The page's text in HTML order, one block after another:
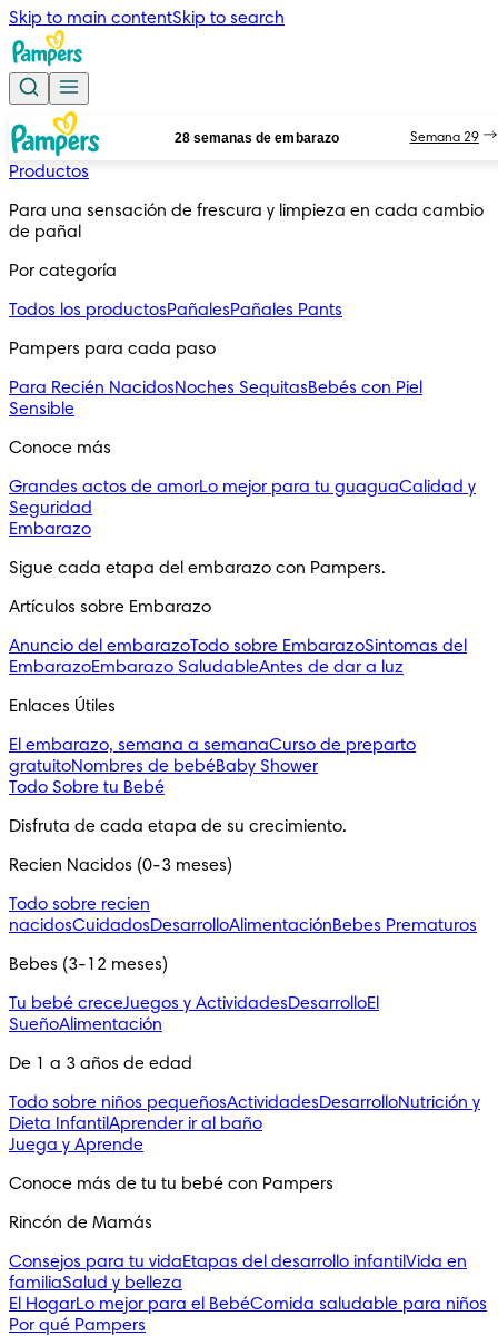
Skip to main contentSkip to search
Productos
Para una sensación de frescura y limpieza en cada cambio
de pañal
Por categoría
Todos los productosPañalesPañales Pants
Pampers para cada paso
Para Recién NacidosNoches SequitasBebés con Piel
Sensible
Conoce más
Grandes actos de amorLo mejor para tu guaguaCalidad y
Seguridad
Embarazo
Sigue cada etapa del embarazo con Pampers.
Artículos sobre Embarazo
Anuncio del embarazoTodo sobre EmbarazoSintomas del
EmbarazoEmbarazo SaludableAntes de dar a luz
Enlaces Útiles
El embarazo, semana a semanaCurso de preparto
gratuitoNombres de bebéBaby Shower
Todo Sobre tu Bebé
Disfruta de cada etapa de su crecimiento.
Recien Nacidos (0-3 meses)
Todo sobre recien
nacidosCuidadosDesarrolloAlimentaciónBebes Prematuros
Bebes (3-12 meses)
Tu bebé creceJuegos y ActividadesDesarrolloEl
SueñoAlimentación
De 1 a 3 años de edad
Todo sobre niños pequeñosActividadesDesarrolloNutrición y
Dieta InfantilAprender ir al baño
Juega y Aprende
Conoce más de tu tu bebé con Pampers
Rincón de Mamás
Consejos para tu vidaEtapas del desarrollo infantilVida en
familiaSalud y belleza
El HogarLo mejor para el BebéComida saludable para niños
Por qué Pampers
28 semanas de embarazo Semana 29